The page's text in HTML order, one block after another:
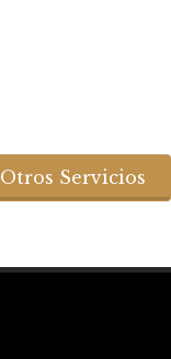
Otros Servicios